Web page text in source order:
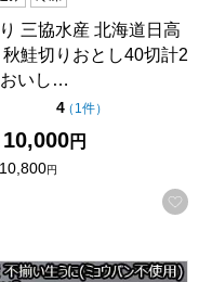
りに登録する
三協水産 北海道日高
秋鮭切りおとし40切計2
いし…
4点（5点満点中）
（ 1件の評価
）
10,000円
10,800円
たき 250g×2【おいし
不揃い生うに(ミョウ